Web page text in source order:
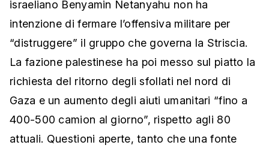
israeliano Benyamin Netanyahu non ha
intenzione di fermare l’offensiva militare per
“distruggere” il gruppo che governa la Striscia.
La fazione palestinese ha poi messo sul piatto la
richiesta del ritorno degli sfollati nel nord di
Gaza e un aumento degli aiuti umanitari “fino a
400-500 camion al giorno”, rispetto agli 80
attuali. Questioni aperte, tanto che una fonte